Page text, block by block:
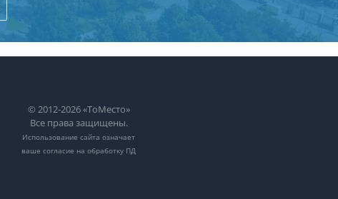
© 2012-2026 «ТоМесто»
Все права защищены.
Использование сайта означает
ваше согласие на обработку ПД